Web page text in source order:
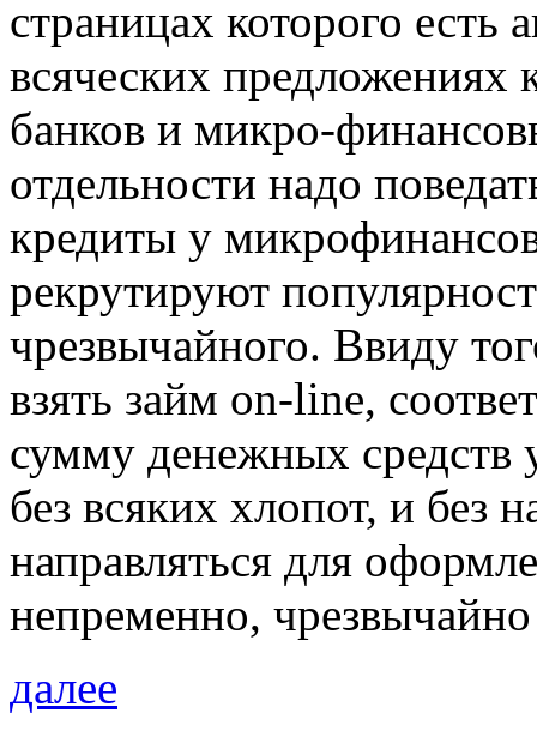
страницах которого есть
всяческих предложениях
банков и микро-
отдельности надо
кредиты у
рекрутируют
чрезвычайного. Ввиду
взять займ on-line,
сумму денежных средств
без всяких хлопот, и без
направляться для
непременно,
далее